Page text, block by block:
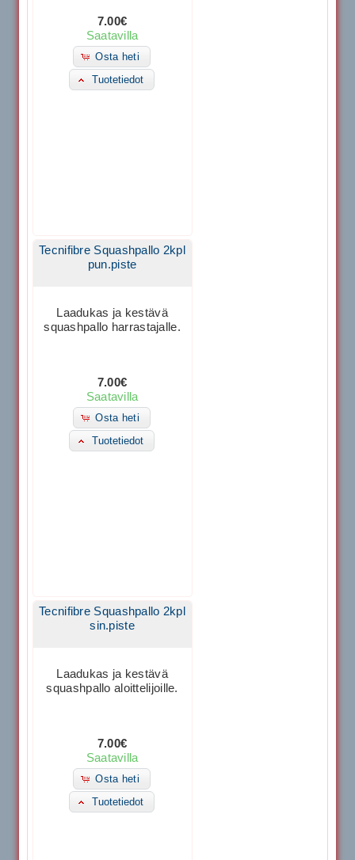
7.00€
Saatavilla
Osta heti
Tuotetiedot
Tecnifibre Squashpallo 2kpl
pun.piste
Laadukas ja kestävä
squashpallo harrastajalle.
7.00€
Saatavilla
Osta heti
Tuotetiedot
Tecnifibre Squashpallo 2kpl
sin.piste
Laadukas ja kestävä
squashpallo aloittelijoille.
7.00€
Saatavilla
Osta heti
Tuotetiedot